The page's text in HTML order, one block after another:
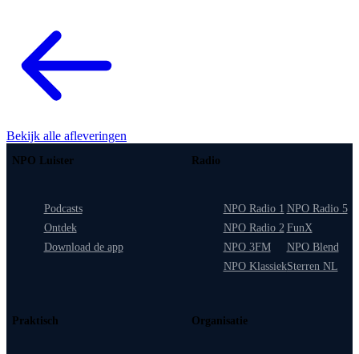
Bekijk alle afleveringen
NPO Luister
Podcasts
Ontdek
Download de app
Radio
NPO Radio 1
NPO Radio 2
NPO 3FM
NPO Klassiek
NPO Radio 5
FunX
NPO Blend
Sterren NL
Praktisch Organisatie